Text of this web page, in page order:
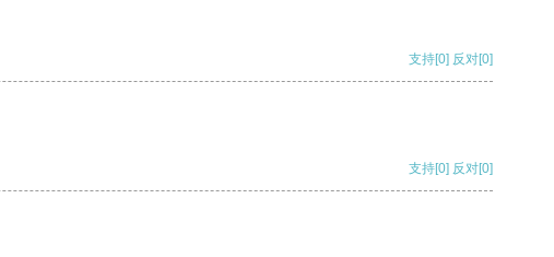
支持[0] 反对[0]
支持[0] 反对[0]